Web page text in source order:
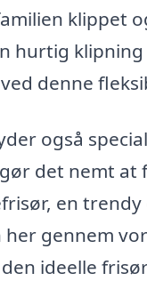
klippet
hurtig
denne
også
det nemt at
en
gennem
ideelle